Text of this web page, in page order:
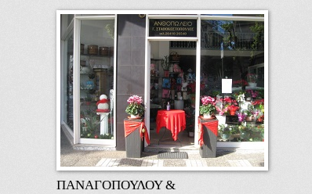
ΠΑΝΑΓΟΠΟΥΛΟΥ &